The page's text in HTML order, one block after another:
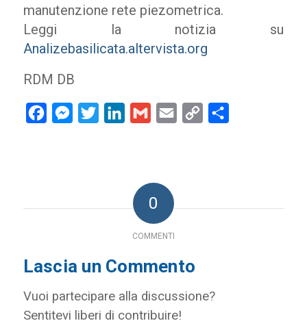
manutenzione rete piezometrica.
Leggi la notizia su
Analizebasilicata.altervista.org
RDM DB
FacebookMessenger
Twitter LinkedInGmail Email
Copy
0
COMMENTI
Lascia un Commento
Vuoi partecipare alla discussione?
Sentitevi liberi di contribuire!